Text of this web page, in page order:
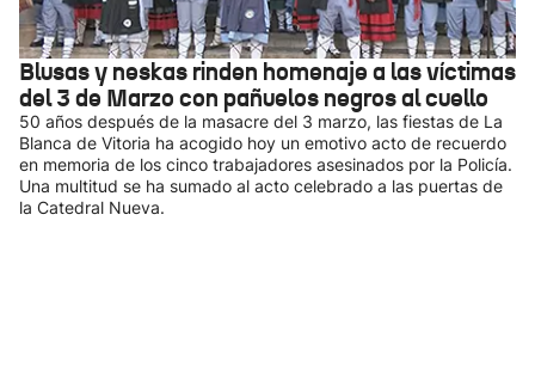
Blusas y neskas rinden homenaje a las víctimas
del 3 de Marzo con pañuelos negros al cuello
50 años después de la masacre del 3 marzo, las fiestas de La
Blanca de Vitoria ha acogido hoy un emotivo acto de recuerdo
en memoria de los cinco trabajadores asesinados por la Policía.
Una multitud se ha sumado al acto celebrado a las puertas de
la Catedral Nueva.